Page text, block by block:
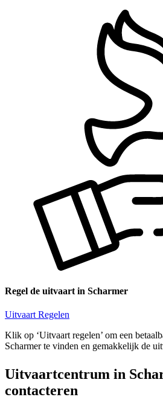
Regel de uitvaart in Scharmer
Uitvaart Regelen
Klik op ‘Uitvaart regelen’ om een
Scharmer te vinden en gemakkelijk de
Uitvaartcentrum in
contacteren